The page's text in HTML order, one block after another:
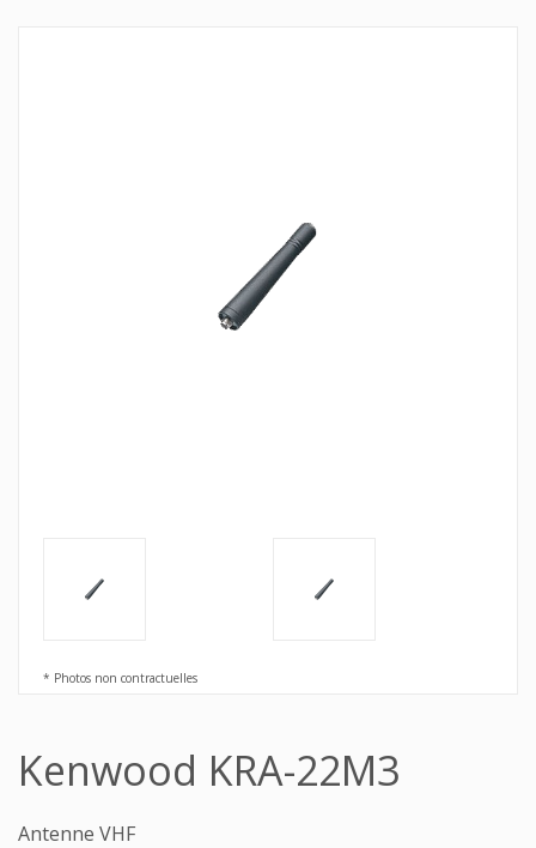
* Photos non contractuelles
Kenwood KRA-22M3
Antenne VHF